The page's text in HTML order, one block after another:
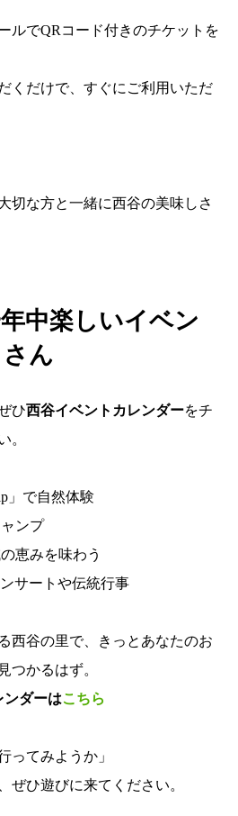
ルでQRコード付きのチケットを
くだけで、すぐにご利用いただ
切な方と一緒に西谷の美味しさ
中楽しいイベン
ん
ひ西谷イベントカレンダーをチ
。
」で自然体験
ンプ
恵みを味わう
サートや伝統行事
西谷の里で、きっとあなたのお
つかるはず。
ンダーはこちら
ってみようか」
ぜひ遊びに来てください。